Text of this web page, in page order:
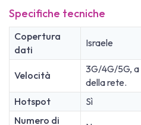
Specifiche tecniche
Copertura
dati
Israele
Velocità
3G/4G/5G, a
della rete.
Hotspot
Sì
Numero di